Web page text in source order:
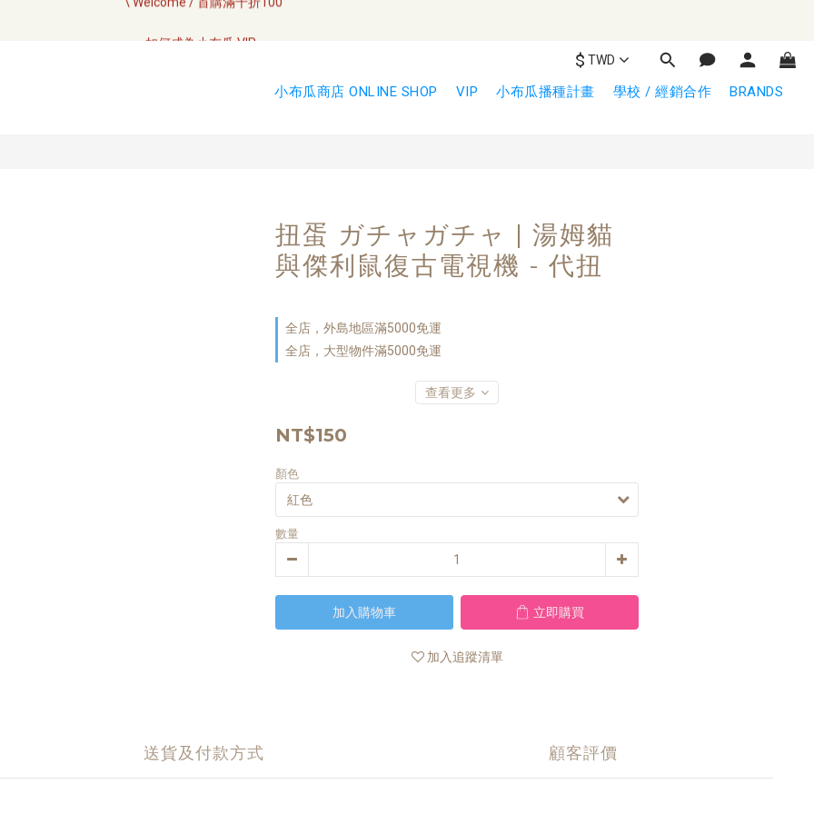
$ TWD
小布瓜商店 ONLINE SHOP VIP 小布瓜播種計畫 學校 / 經銷合作 BRANDS
扭蛋 ガチャガチャ | 湯姆貓
與傑利鼠復古電視機 - 代扭
全店，外島地區滿5000免運
全店，大型物件滿5000免運
查看更多
NT$150
顏色
數量
加入購物車 立即購買
加入追蹤清單
送貨及付款方式 顧客評價
立即購買